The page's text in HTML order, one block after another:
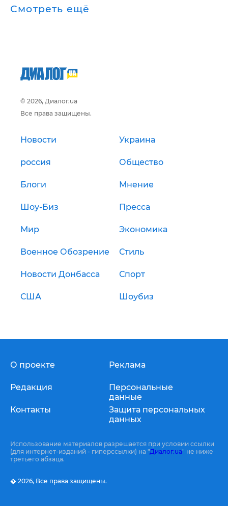
Смотреть ещё
© 2026, Диалог.ua
Все права защищены.
Новости Украина
россия Общество
Блоги Мнение
Шоу-Биз Пресса
Мир Экономика
Военное Обозрение Стиль
Новости Донбасса Спорт
США Шоубиз
О проекте
Редакция
Контакты
Реклама
Персональные
данные
Защита персональных
данных
Использование материалов разрешается при условии ссылки
(для интернет-изданий - гиперссылки) на "Диалог.ua" не ниже
третьего абзаца.
� 2026, Все права защищены.